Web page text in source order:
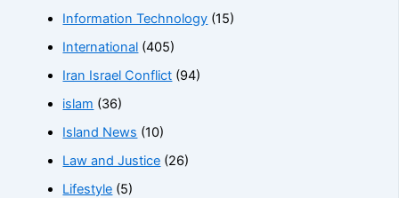
Information Technology (15)
International (405)
Iran Israel Conflict (94)
islam (36)
Island News (10)
Law and Justice (26)
Lifestyle (5)